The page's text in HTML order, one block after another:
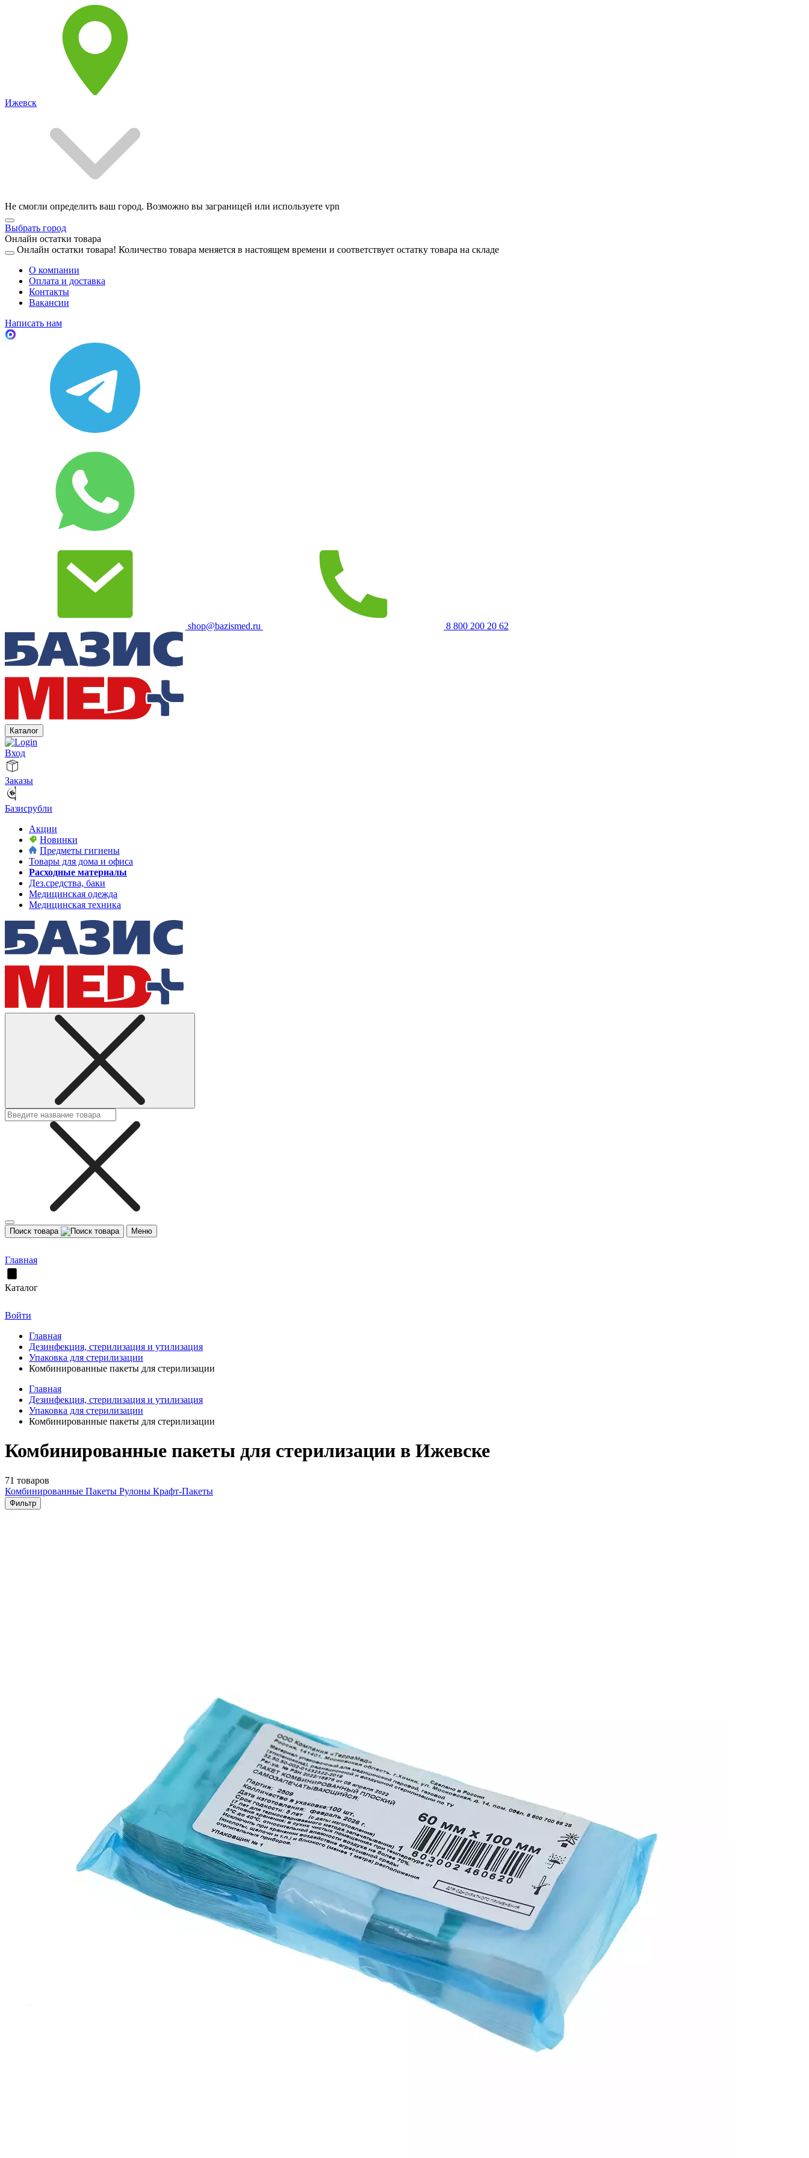
Ижевск
Не смогли определить ваш город. Возможно вы заграницей или используете vpn
Выбрать город
Онлайн остатки товара
Онлайн остатки товара! Количество товара меняется в настоящем времени и соответствует остатку товара на складе
О компании
Оплата и доставка
Контакты
Вакансии
Написать нам
shop@bazismed.ru 8 800 200 20 62
Каталог
Вход
Заказы
Базисрубли
Акции
Новинки
Предметы гигиены
Товары для дома и офиса
Расходные материалы
Дез.средства, баки
Медицинская одежда
Медицинская техника
Поиск товара Меню
Главная
Каталог
Войти
Главная
Дезинфекция, стерилизация и утилизация
Упаковка для стерилизации
Комбинированные пакеты для стерилизации
Главная
Дезинфекция, стерилизация и утилизация
Упаковка для стерилизации
Комбинированные пакеты для стерилизации
Комбинированные пакеты для стерилизации в Ижевске
71 товаров
Комбинированные Пакеты Рулоны Крафт-Пакеты
Фильтр